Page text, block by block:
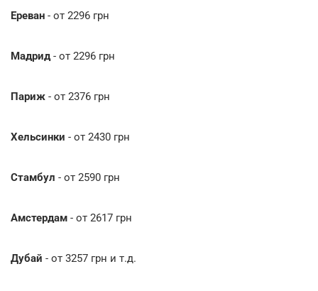
Ереван - от 2296 грн
Мадрид- от 2296 грн
Париж - от 2376 грн
Хельсинки - от 2430 грн
Стамбул - от 2590 грн
Амстердам - от 2617 грн
Дубай - от 3257 грн и т.д.